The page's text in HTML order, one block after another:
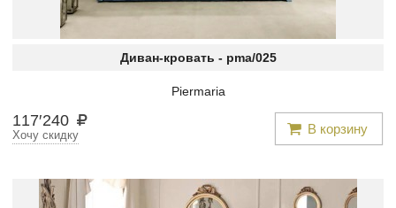
Диван-кровать - pma/025
Piermaria
117′240 В корзину
Хочу скидку